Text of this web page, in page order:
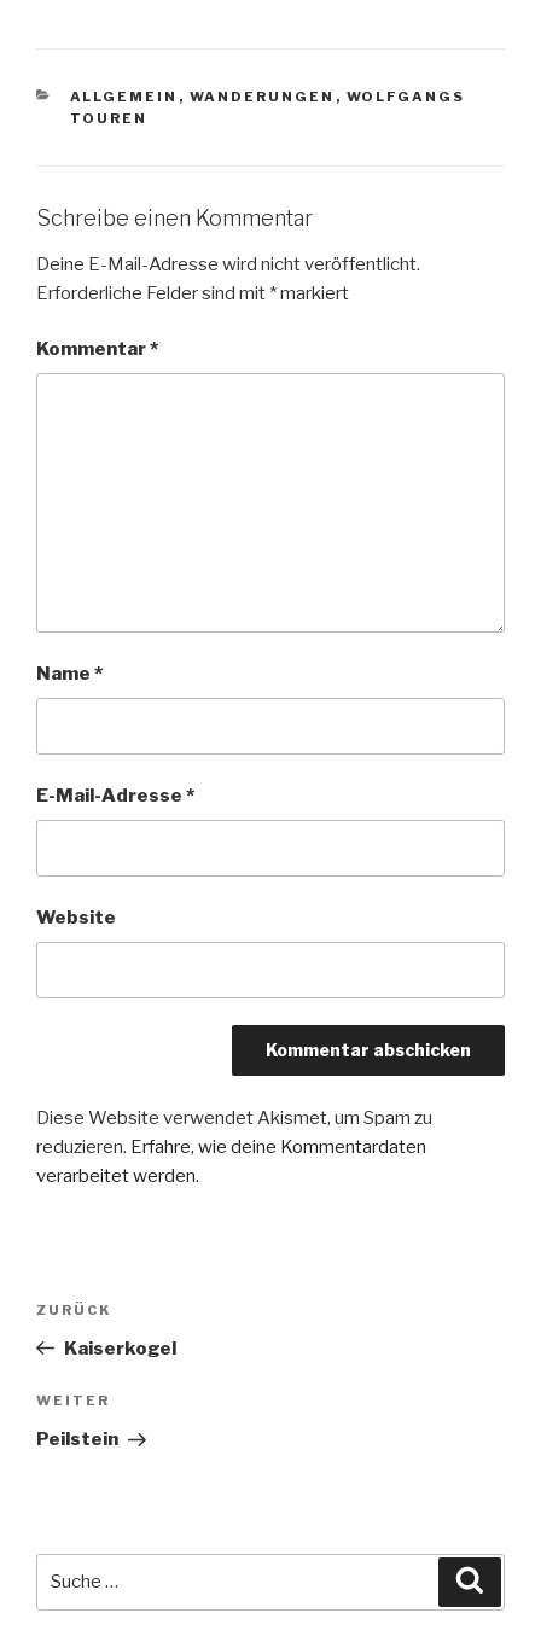
KATEGORIEN
ALLGEMEIN , WANDERUNGEN , WOLFGANGS
TOUREN
Schreibe einen Kommentar
Deine E-Mail-Adresse wird nicht veröffentlicht.
Erforderliche Felder sind mit *markiert
Kommentar*
Name *
E-Mail-Adresse *
Website
Diese Website verwendet Akismet, um Spam zu
reduzieren. Erfahre, wie deine Kommentardaten
verarbeitet werden.
Beitragsnavigation
Vorheriger
Beitrag
ZURÜCK
Kaiserkogel
Nächster
Beitrag
WEITER
Peilstein